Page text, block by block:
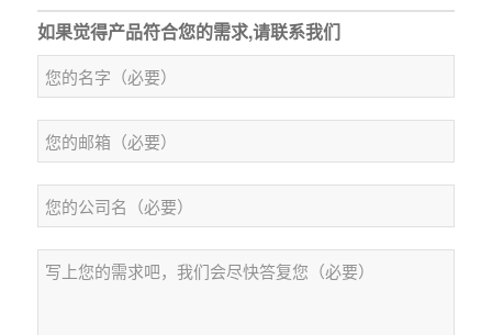
如果觉得产品符合您的需求,请联系我们